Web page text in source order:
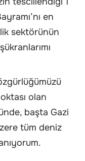
en
sektörünün
olan
başta Gazi
tüm deniz